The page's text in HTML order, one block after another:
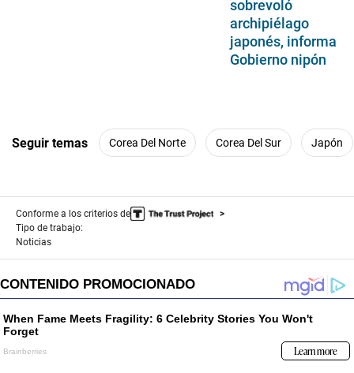
sobrevoló
archipiélago
japonés, informa
Gobierno nipón
Seguir temas Corea Del Norte Corea Del Sur Japón
Conforme a los criterios de
Tipo de trabajo:
Noticias